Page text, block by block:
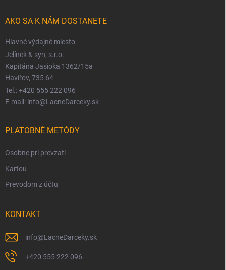
AKO SA K NÁM DOSTANETE
Hlavné výdajné miesto
Jelínek & syn, s.r.o.
Kapitána Jasioka 1362/15a
Havířov, 735 64
Tel.: +420 555 222 096
E-mail: info@LacneDarceky.sk
PLATOBNÉ METÓDY
Osobne pri prevzatí
Kartou
Prevodom z účtu
KONTAKT
info@LacneDarceky.sk
+420 555 222 096